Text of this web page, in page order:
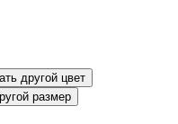
Выбрать другой цвет
размер